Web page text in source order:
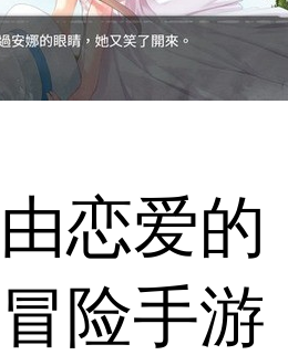
恋爱的
险手游